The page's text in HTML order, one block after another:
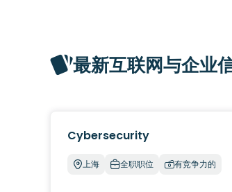
最新互联网与企业
Cybersecurity
上海 全职职位 有竞争力的